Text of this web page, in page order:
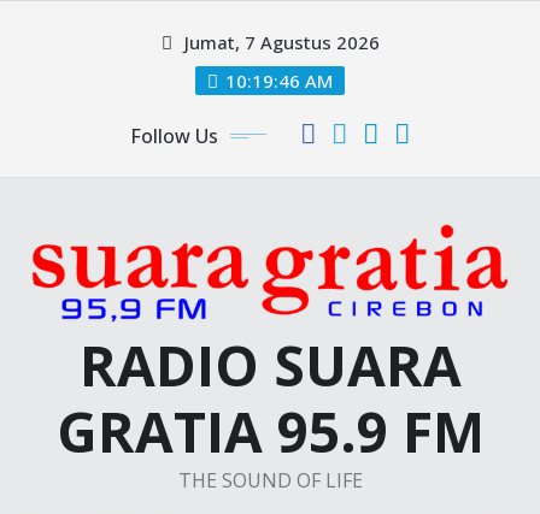
Jumat, 7 Agustus 2026
10:19:47 AM
Follow Us
RADIO SUARA
GRATIA 95.9 FM
THE SOUND OF LIFE